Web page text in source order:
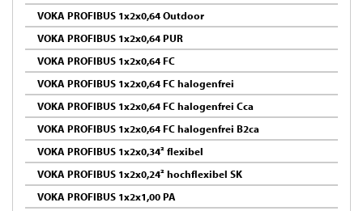
VOKA PROFIBUS 1x2x0,64 Outdoor
VOKA PROFIBUS 1x2x0,64 PUR
VOKA PROFIBUS 1x2x0,64 FC
VOKA PROFIBUS 1x2x0,64 FC halogenfrei
VOKA PROFIBUS 1x2x0,64 FC halogenfrei Cca
VOKA PROFIBUS 1x2x0,64 FC halogenfrei B2ca
VOKA PROFIBUS 1x2x0,34² flexibel
VOKA PROFIBUS 1x2x0,24² hochflexibel SK
VOKA PROFIBUS 1x2x1,00 PA